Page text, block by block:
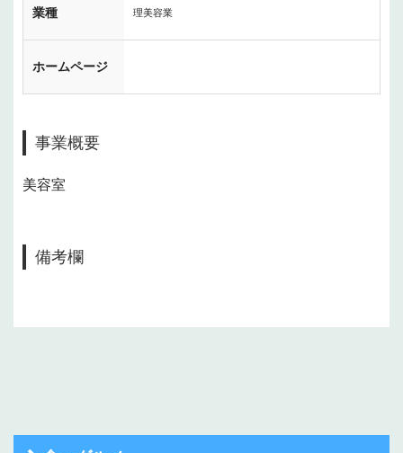
業種 理美容業
ホームページ
事業概要
美容室
備考欄